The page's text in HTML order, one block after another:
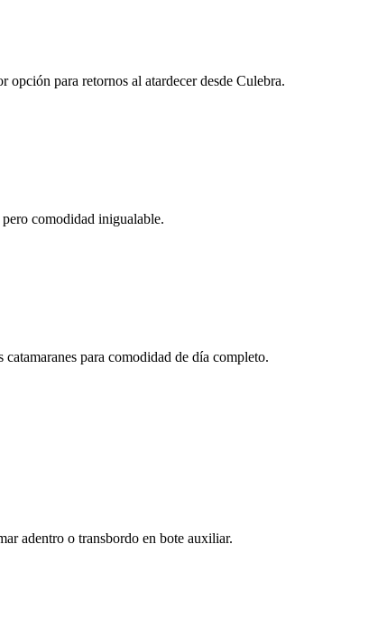
para retornos al atardecer desde Culebra.
comodidad inigualable.
para comodidad de día completo.
adentro o transbordo en bote auxiliar.